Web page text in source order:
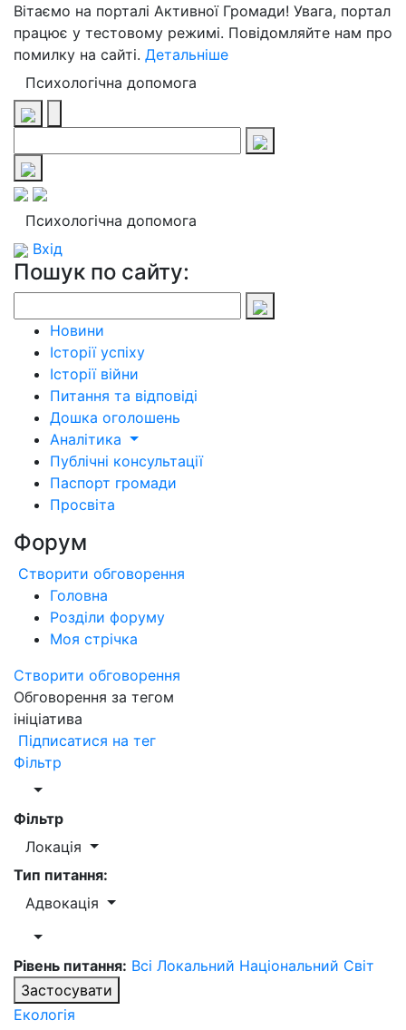
Вітаємо на порталі Активної Громади! Увага, портал
працює у тестовому режимі. Повідомляйте нам про
помилку на сайті. Детальніше
Психологічна допомога
Психологічна допомога
Вхід
Пошук по сайту:
Новини
Історії успіху
Історії війни
Питання та відповіді
Дошка оголошень
Аналітика
Публічні консультації
Паспорт громади
Просвіта
Форум
Створити обговорення
Головна
Розділи форуму
Моя стрічка
Створити обговорення
Обговорення за тегом
ініціатива
Підписатися на тег
Фільтр
Фільтр
Локація
Тип питання:
Адвокація
Рівень питання: Всі Локальний Національний Світ
Застосувати
Екологія